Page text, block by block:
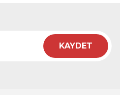
KAYDET